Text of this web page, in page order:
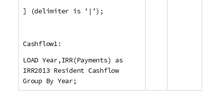
] (delimiter is '|');
Cashflow1:
LOAD Year,IRR(Payments) as
IRR2013 Resident Cashflow
Group By Year;